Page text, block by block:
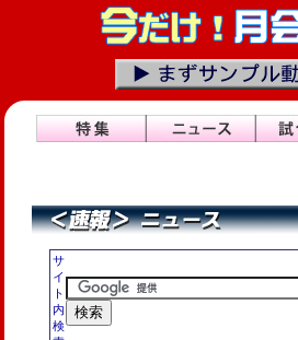
サ
イ
ト
内
検